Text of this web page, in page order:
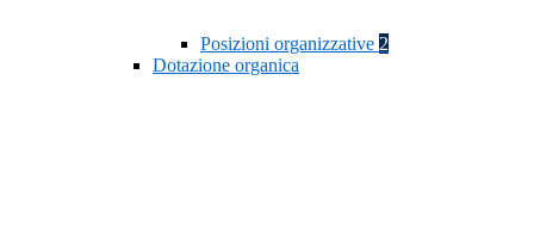
Posizioni organizzative 2
Dotazione organica